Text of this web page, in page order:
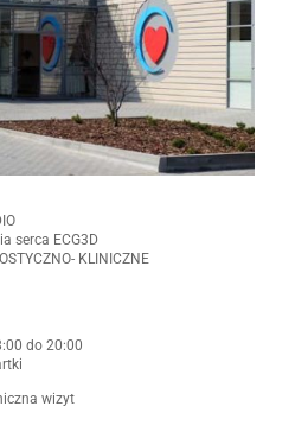
serca ECG3D
KLINICZNE
do 20:00
wizyt